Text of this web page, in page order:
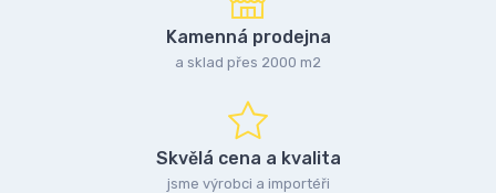
Kamenná prodejna
a sklad přes 2000 m2
Skvělá cena a kvalita
jsme výrobci a importéři